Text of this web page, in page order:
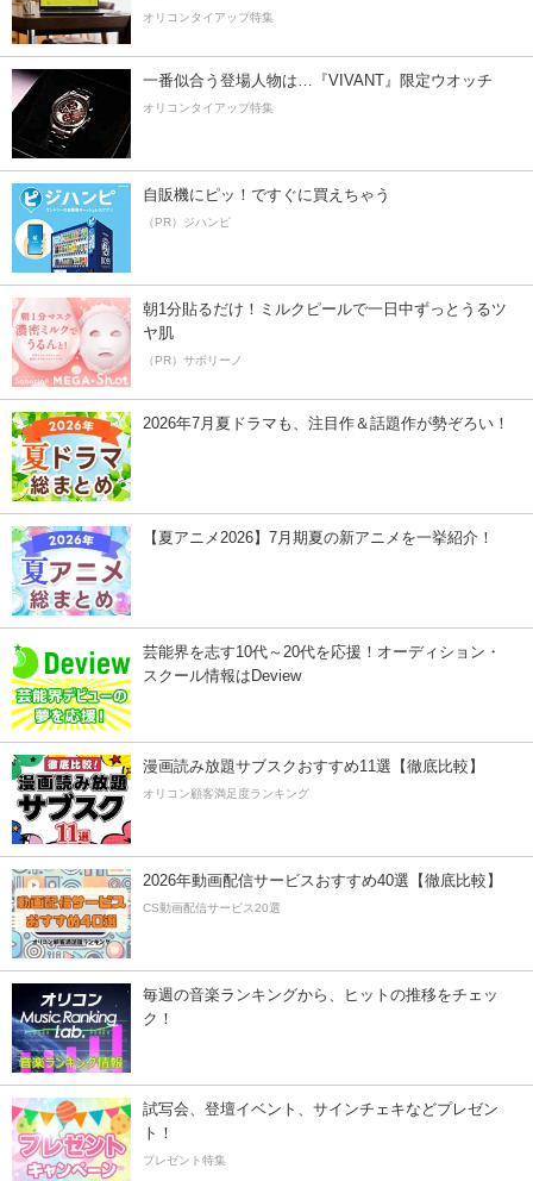
オリコンタイアップ特集
一番似合う登場人物は…『VIVANT』限定ウオッチ
オリコンタイアップ特集
自販機にピッ！ですぐに買えちゃう
（PR）ジハンピ
朝1分貼るだけ！ミルクピールで一日中ずっとうるツ
ヤ肌
（PR）サボリーノ
2026年7月夏ドラマも、注目作＆話題作が勢ぞろい！
【夏アニメ2026】7月期夏の新アニメを一挙紹介！
芸能界を志す10代～20代を応援！オーディション・
スクール情報はDeview
漫画読み放題サブスクおすすめ11選【徹底比較】
オリコン顧客満足度ランキング
2026年動画配信サービスおすすめ40選【徹底比較】
CS動画配信サービス20選
毎週の音楽ランキングから、ヒットの推移をチェッ
ク！
試写会、登壇イベント、サインチェキなどプレゼン
ト！
プレゼント特集